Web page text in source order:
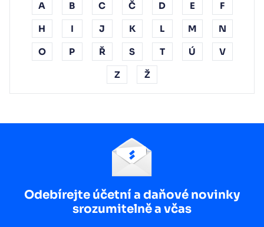
A B C Č D E F
H I J K L M N
O P Ř S T Ú V
Z Ž
Odebírejte účetní a daňové novinky
srozumitelně a včas